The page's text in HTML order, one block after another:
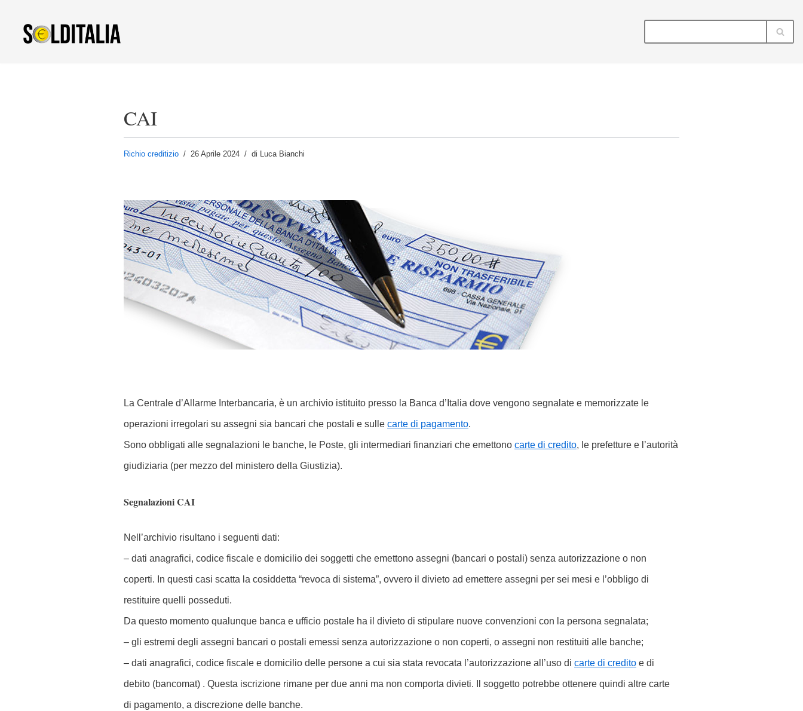
CAI
Richio creditizio 26 Aprile 2024 di Luca Bianchi
La Centrale d’Allarme Interbancaria, è un archivio istituito presso la Banca d’Italia dove vengono segnalate e memorizzate le
operazioni irregolari su assegni sia bancari che postali e sulle carte di pagamento.
Sono obbligati alle segnalazioni le banche, le Poste, gli intermediari finanziari che emettono carte di credito, le prefetture e l’autorità
giudiziaria (per mezzo del ministero della Giustizia).
Segnalazioni CAI
Nell’archivio risultano i seguenti dati:
– dati anagrafici, codice fiscale e domicilio dei soggetti che emettono assegni (bancari o postali) senza autorizzazione o non
coperti. In questi casi scatta la cosiddetta “revoca di sistema”, ovvero il divieto ad emettere assegni per sei mesi e l’obbligo di
restituire quelli posseduti.
Da questo momento qualunque banca e ufficio postale ha il divieto di stipulare nuove convenzioni con la persona segnalata;
– gli estremi degli assegni bancari o postali emessi senza autorizzazione o non coperti, o assegni non restituiti alle banche;
– dati anagrafici, codice fiscale e domicilio delle persone a cui sia stata revocata l’autorizzazione all’uso di carte di credito e di
debito (bancomat) . Questa iscrizione rimane per due anni ma non comporta divieti. Il soggetto potrebbe ottenere quindi altre carte
di pagamento, a discrezione delle banche.